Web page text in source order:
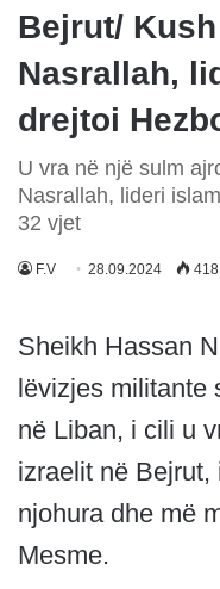
Bejrut/
Nasrallah,
drejtoi
U vra në një sulm
Nasrallah, lideri
32 vjet
F.V 28.09.2024 418
Sheikh Hassan
lëvizjes militante
në Liban, i cili u
izraelit në
njohura dhe më
Mesme.